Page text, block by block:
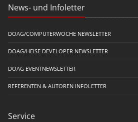
News- und Infoletter
DOAG/COMPUTERWOCHE NEWSLETTER
DOAG/HEISE DEVELOPER NEWSLETTER
DOAG EVENTNEWSLETTER
REFERENTEN & AUTOREN INFOLETTER
Service